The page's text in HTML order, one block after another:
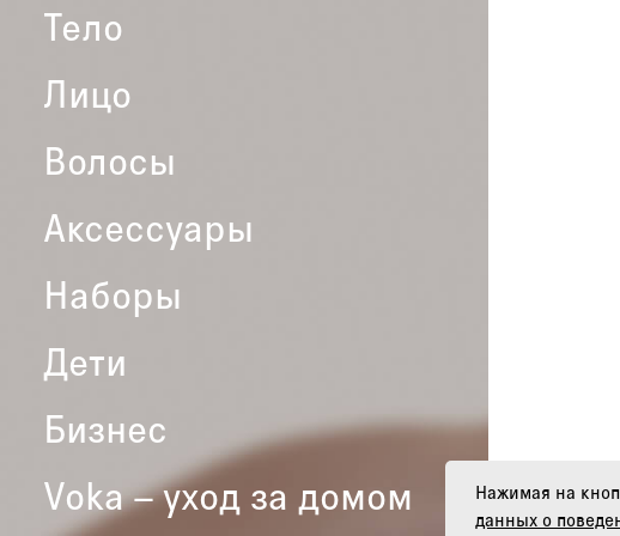
Тело
Лицо
Волосы
Аксессуары
Наборы
Дети
Бизнес
Voka – уход за домом
Нажимая на
данных о